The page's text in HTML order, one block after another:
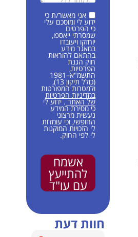
אני מאשר/ת כי
ידוע לי ומוסכם עלי
כי הפרטים
שמסרתי ייאספו,
יוחזקו ויעובדו
במאגר מידע
בהתאם להוראות
חוק הגנת
הפרטיות,
התשמ"א–1981
(כולל תיקון 13),
ולמטרות המפורטות
במדיניות הפרטיות
של האתר. ידוע לי
כי מסירת המידע
נעשית מרצוני
החופשי, וכי עומדות
לי הזכויות המוקנות
לי לפי החוק.
אשמח
להתייעץ
עם עו"ד
חוות דעת